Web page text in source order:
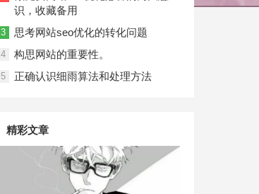
识，收藏备用
3 思考网站seo优化的转化问题
4 构思网站的重要性。
5 正确认识细雨算法和处理方法
精彩文章